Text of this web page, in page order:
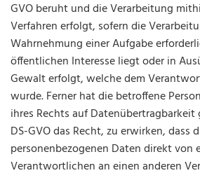
GVO beruht und die Verarbeitung
Verfahren erfolgt, sofern die
Wahrnehmung einer Aufgabe
öffentlichen Interesse liegt oder in
Gewalt erfolgt, welche dem
wurde. Ferner hat die betroffene
ihres Rechts auf Datenübertragbarkeit
DS-GVO das Recht, zu erwirken, dass
personenbezogenen Daten direkt von
Verantwortlichen an einen anderen